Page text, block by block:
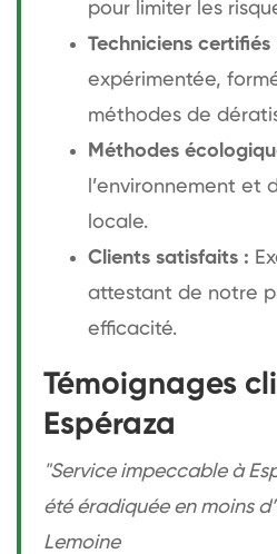
pour limiter les
Techniciens certifiés
expérimentée,
méthodes de
Méthodes
l’environnement et
locale.
Clients satisfaits :
attestant de notre
efficacité.
Témoignages
Espéraza
"Service impeccable à
été éradiquée en moins
Lemoine